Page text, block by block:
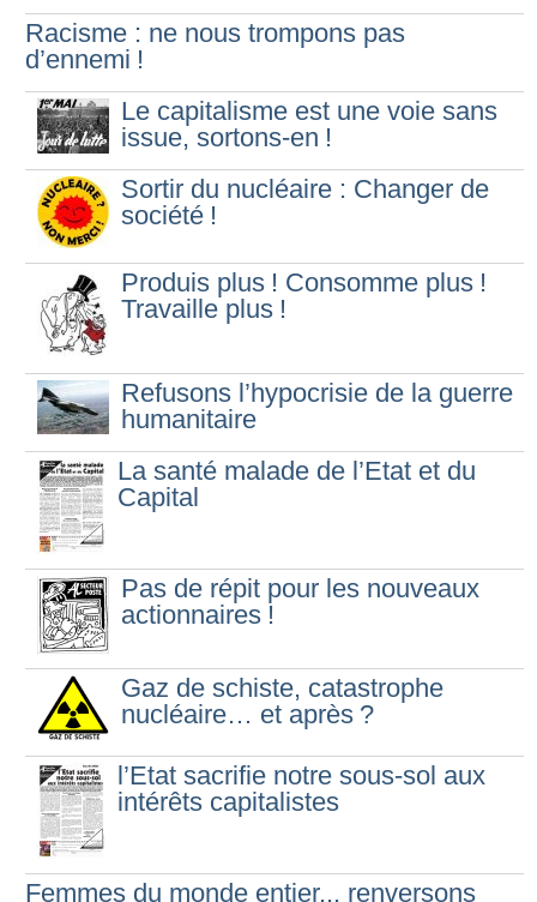
Racisme : ne nous trompons pas
d’ennemi !
Le capitalisme est une voie sans
issue, sortons-en !
Sortir du nucléaire : Changer de
société !
Produis plus ! Consomme plus !
Travaille plus !
Refusons l’hypocrisie de la guerre
humanitaire
La santé malade de l’Etat et du
Capital
Pas de répit pour les nouveaux
actionnaires !
Gaz de schiste, catastrophe
nucléaire… et après ?
l’Etat sacrifie notre sous-sol aux
intérêts capitalistes
Femmes du monde entier... renversons